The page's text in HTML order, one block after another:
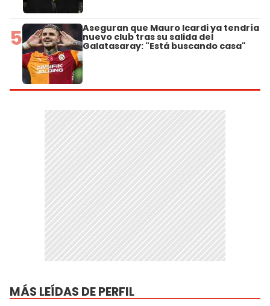
5 Aseguran que Mauro Icardi ya tendría
nuevo club tras su salida del
Galatasaray: "Está buscando casa"
MÁS LEÍDAS DE PERFIL